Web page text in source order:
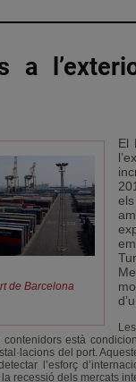
a
de Barcelona
El
està
del port.
l’esforç
recessió dels mercats